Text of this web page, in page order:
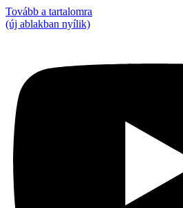
Tovább a tartalomra
(új ablakban nyílik)